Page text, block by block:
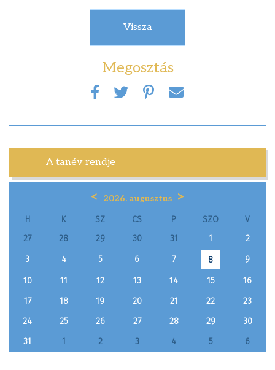
A tanév rendje
< 2026. augusztus >
H K SZ CS P SZO
V
27
28 29 30 31 1
2
3
4 5 6 7 8 9
10 11 12 13 14 15
16
17
18 19 20 21 22
23
24
25 26 27 28 29
30
31
1 2 3 4 5 6
Vissza
Megosztás